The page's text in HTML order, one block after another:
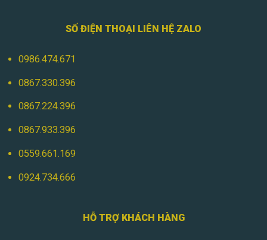
SỐ ĐIỆN THOẠI LIÊN HỆ ZALO
0986.474.671
0867.330.396
0867.224.396
0867.933.396
0559.661.169
0924.734.666
HỖ TRỢ KHÁCH HÀNG